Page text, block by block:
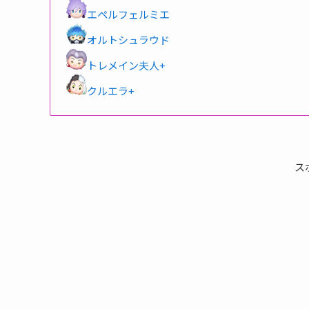
エペルフェルミエ
オルトシュラウド
トレメイン夫人+
クルエラ+
ス